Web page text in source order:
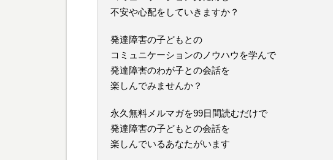
不安や心配をしていきますか？
発達障害の子どもとの
コミュニケーションのノウハウを学んで
発達障害のわが子との会話を
楽しんでみませんか？
永久無料メルマガを99日間読むだけで
発達障害の子どもとの会話を
楽しんでいるあなたがいます